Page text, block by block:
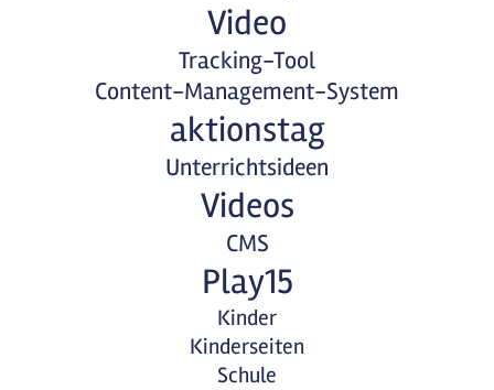
Video
Tracking-Tool
Content-Management-System
aktionstag
Unterrichtsideen
Videos
CMS
Play15
Kinder
Kinderseiten
Schule